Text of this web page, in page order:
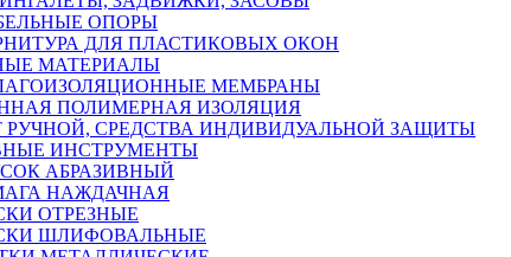
ОПОРЫ
ДЛЯ ПЛАСТИКОВЫХ ОКОН
МАТЕРИАЛЫ
МЕМБРАНЫ
ПОЛИМЕРНАЯ ИЗОЛЯЦИЯ
РУЧНОЙ, СРЕДСТВА ИНДИВИДУАЛЬНОЙ ЗАЩИТЫ
ИНСТРУМЕНТЫ
АБРАЗИВНЫЙ
НАЖДАЧНАЯ
ОТРЕЗНЫЕ
ШЛИФОВАЛЬНЫЕ